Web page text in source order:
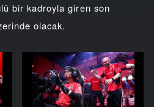
bir kadroyla giren son
olacak.